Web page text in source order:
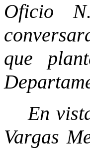
Oficio
que
En
Vargas